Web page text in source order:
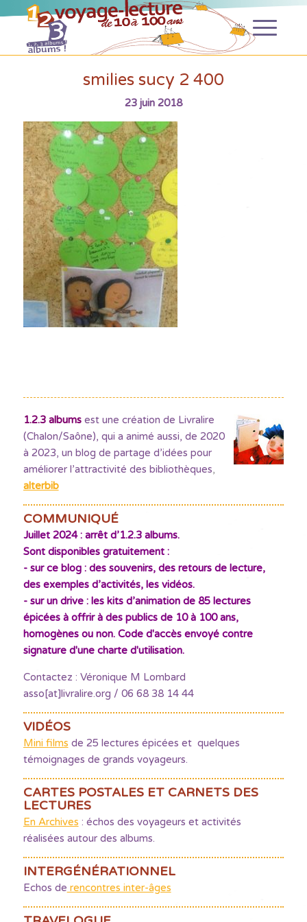
smilies sucy 2 400
23 juin 2018
1.2.3 albumsest une création de Livralire
(Chalon/Saône), qui a animé aussi, de 2020
à 2023, un blog de partage d’idées pour
améliorer l’attractivité des bibliothèques,
alterbib
COMMUNIQUÉ
Juillet 2024 : arrêt d’1.2.3 albums.
Sont disponibles gratuitement :
- sur ce blog : des souvenirs, des retours de lecture,
des exemples d’activités, les vidéos.
- sur un drive : les kits d’animation de 85 lectures
épicées à offrir à des publics de 10 à 100 ans,
homogènes ou non. Code d'accès envoyé contre
signature d'une charte d'utilisation.
Contactez : Véronique M Lombard
asso[at]livralire.org / 06 68 38 14 44
VIDÉOS
Mini films de 25 lectures épicées et quelques
témoignages de grands voyageurs.
CARTES POSTALES ET CARNETS DES
LECTURES
En Archives : échos des voyageurs et activités
réalisées autour des albums.
INTERGÉNÉRATIONNEL
Echos de rencontres inter-âges